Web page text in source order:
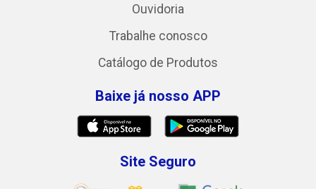
Ouvidoria
Trabalhe conosco
Catálogo de Produtos
Baixe já nosso APP
Site Seguro